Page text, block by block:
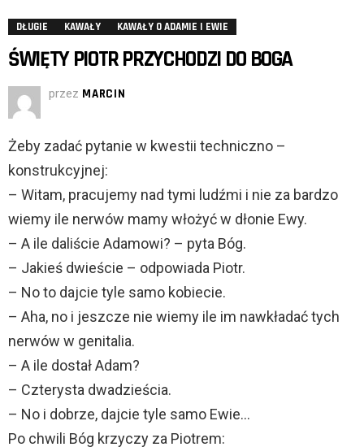
DŁUGIE KAWAŁY KAWAŁY O ADAMIE I EWIE
ŚWIĘTY PIOTR PRZYCHODZI DO BOGA
przez MARCIN
Żeby zadać pytanie w kwestii techniczno –
konstrukcyjnej:
– Witam, pracujemy nad tymi ludźmi i nie za bardzo
wiemy ile nerwów mamy włożyć w dłonie Ewy.
– A ile daliście Adamowi? – pyta Bóg.
– Jakieś dwieście – odpowiada Piotr.
– No to dajcie tyle samo kobiecie.
– Aha, no i jeszcze nie wiemy ile im nawkładać tych
nerwów w genitalia.
– A ile dostał Adam?
– Czterysta dwadzieścia.
– No i dobrze, dajcie tyle samo Ewie…
Po chwili Bóg krzyczy za Piotrem: